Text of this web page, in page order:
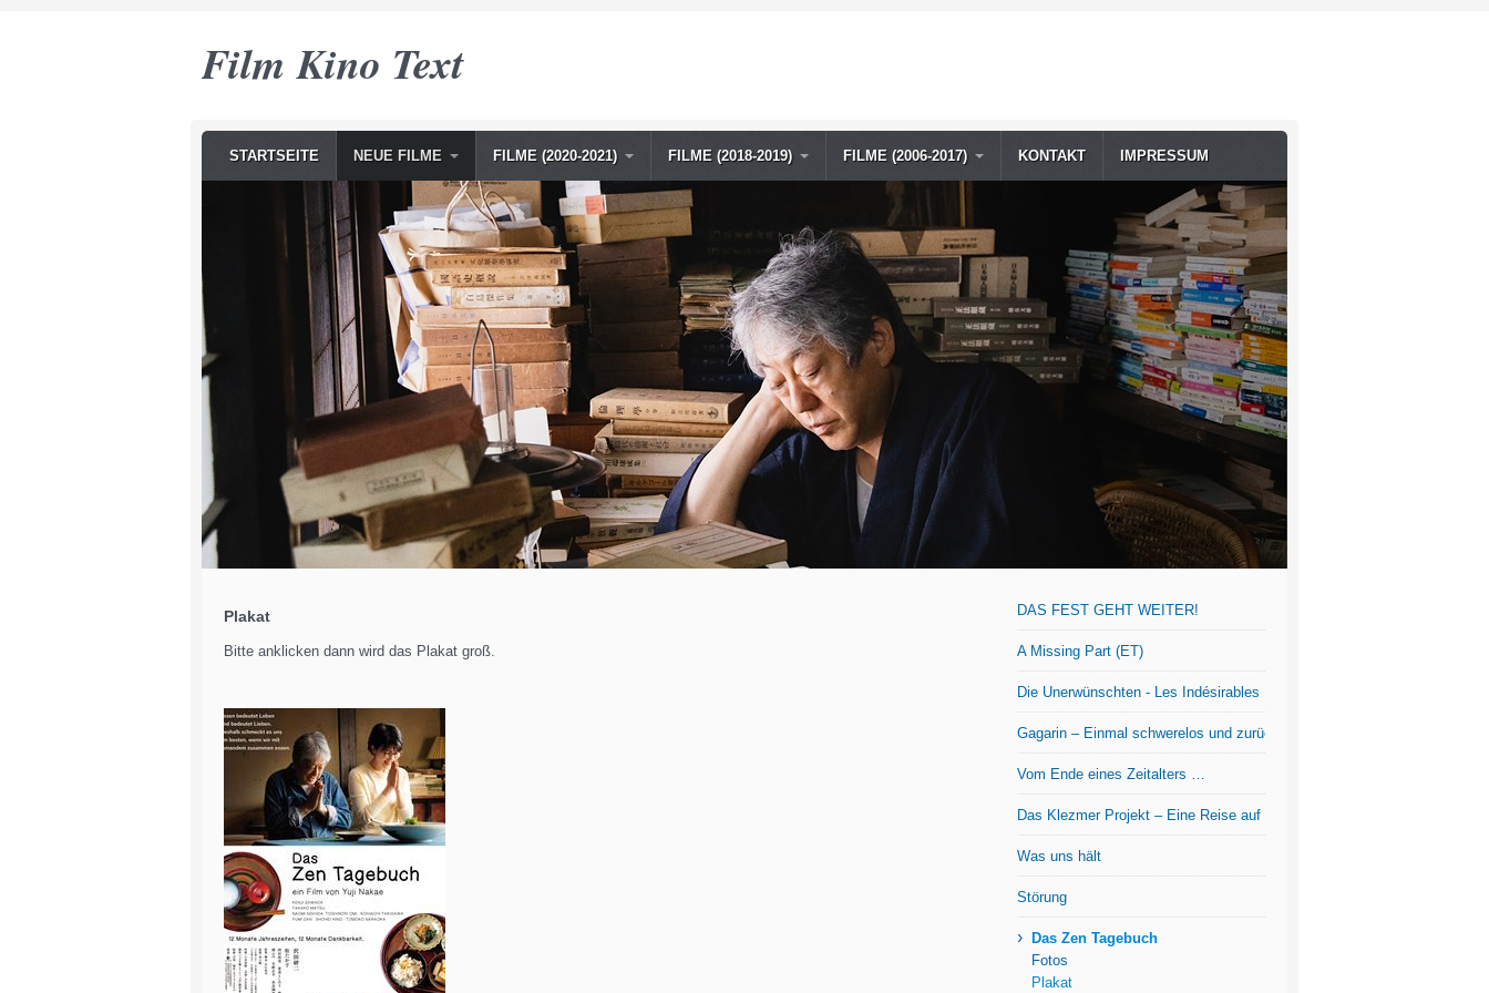
Film Kino Text
STARTSEITE NEUE FILME FILME (2020-2021) FILME (2018-2019) FILME (2006-2017) KONTAKT IMPRESSUM
Plakat
Bitte anklicken dann wird das Plakat groß.
DAS FEST GEHT WEITER!
A Missing Part (ET)
Die Unerwünschten - Les Indésirables
Gagarin – Einmal schwerelos und zurück
Vom Ende eines Zeitalters …
Das Klezmer Projekt – Eine Reise auf der Suche nach den Wurzeln
Was uns hält
Störung
›
Das Zen Tagebuch
Fotos
Plakat